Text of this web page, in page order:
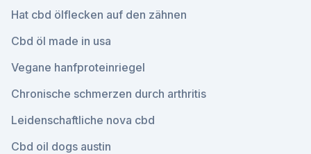
Hat cbd ölflecken auf den zähnen
Cbd öl made in usa
Vegane hanfproteinriegel
Chronische schmerzen durch arthritis
Leidenschaftliche nova cbd
Cbd oil dogs austin